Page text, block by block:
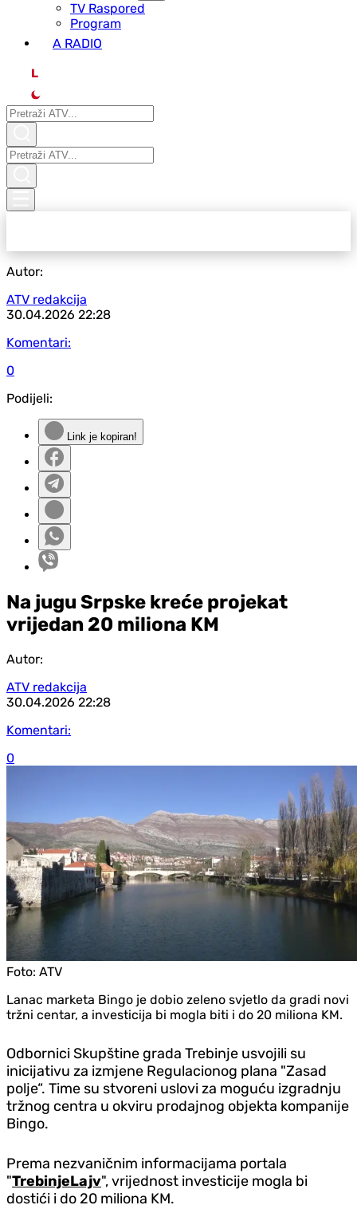
ТV Raspored
Program
A RADIO
L
Autor:
ATV redakcija
30.04.2026 22:28
Komentari:
0
Podijeli:
Link je kopiran!
Na jugu Srpske kreće projekat
vrijedan 20 miliona KM
Autor:
ATV redakcija
30.04.2026 22:28
Komentari:
0
Foto: ATV
Lanac marketa Bingo je dobio zeleno svjetlo da gradi novi
tržni centar, a investicija bi mogla biti i do 20 miliona KM.
Odbornici Skupštine grada Trebinje usvojili su
inicijativu za izmjene Regulacionog plana "Zasad
polje“. Time su stvoreni uslovi za moguću izgradnju
tržnog centra u okviru prodajnog objekta kompanije
Bingo.
Prema nezvaničnim informacijama portala
"TrebinjeLajv", vrijednost investicije mogla bi
dostići i do 20 miliona KM.